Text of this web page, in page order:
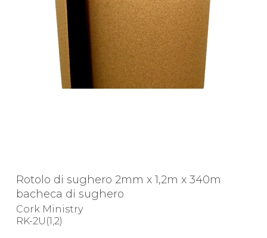
Rotolo di sughero 2mm x 1,2m x 340m
bacheca di sughero
Cork Ministry
RK-2U(1,2)